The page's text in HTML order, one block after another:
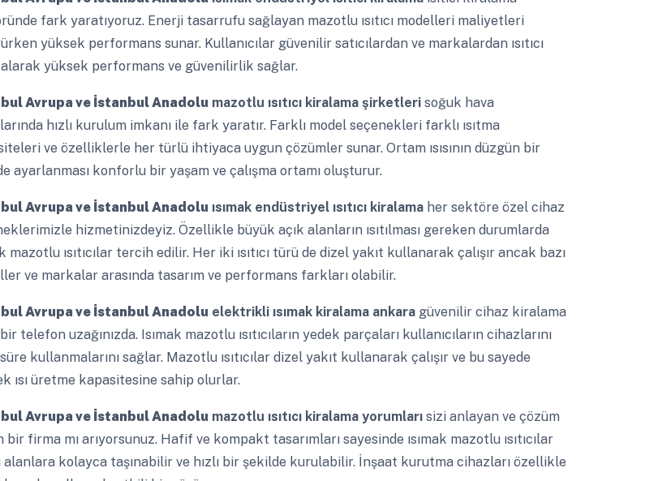
fark yaratıyoruz. Enerji tasarrufu sağlayan mazotlu ısıtıcı modelleri maliyetleri
yüksek performans sunar. Kullanıcılar güvenilir satıcılardan ve markalardan ısıtıcı
alarak yüksek performans ve güvenilirlik sağlar.
Avrupa ve İstanbul Anadolu mazotlu ısıtıcı kiralama şirketlerisoğuk hava
hızlı kurulum imkanı ile fark yaratır. Farklı model seçenekleri farklı ısıtma
ve özelliklerle her türlü ihtiyaca uygun çözümler sunar. Ortam ısısının düzgün bir
ayarlanması konforlu bir yaşam ve çalışma ortamı oluşturur.
Avrupa ve İstanbul Anadolu ısımak endüstriyel ısıtıcı kiralamaher sektöre özel cihaz
hizmetinizdeyiz. Özellikle büyük açık alanların ısıtılması gereken durumlarda
mazotlu ısıtıcılar tercih edilir. Her iki ısıtıcı türü de dizel yakıt kullanarak çalışır ancak bazı
ve markalar arasında tasarım ve performans farkları olabilir.
Avrupa ve İstanbul Anadolu elektrikli ısımak kiralama ankaragüvenilir cihaz kiralama
telefon uzağınızda. Isımak mazotlu ısıtıcıların yedek parçaları kullanıcıların cihazlarını
kullanmalarını sağlar. Mazotlu ısıtıcılar dizel yakıt kullanarak çalışır ve bu sayede
ısı üretme kapasitesine sahip olurlar.
Avrupa ve İstanbul Anadolu mazotlu ısıtıcı kiralama yorumlarısizi anlayan ve çözüm
bir firma mı arıyorsunuz. Hafif ve kompakt tasarımları sayesinde ısımak mazotlu ısıtıcılar
alanlara kolayca taşınabilir ve hızlı bir şekilde kurulabilir. İnşaat kurutma cihazları özellikle